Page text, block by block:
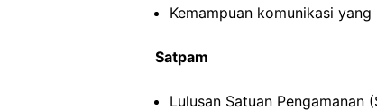
Kemampuan komunikasi yang
Satpam
Lulusan Satuan Pengamanan